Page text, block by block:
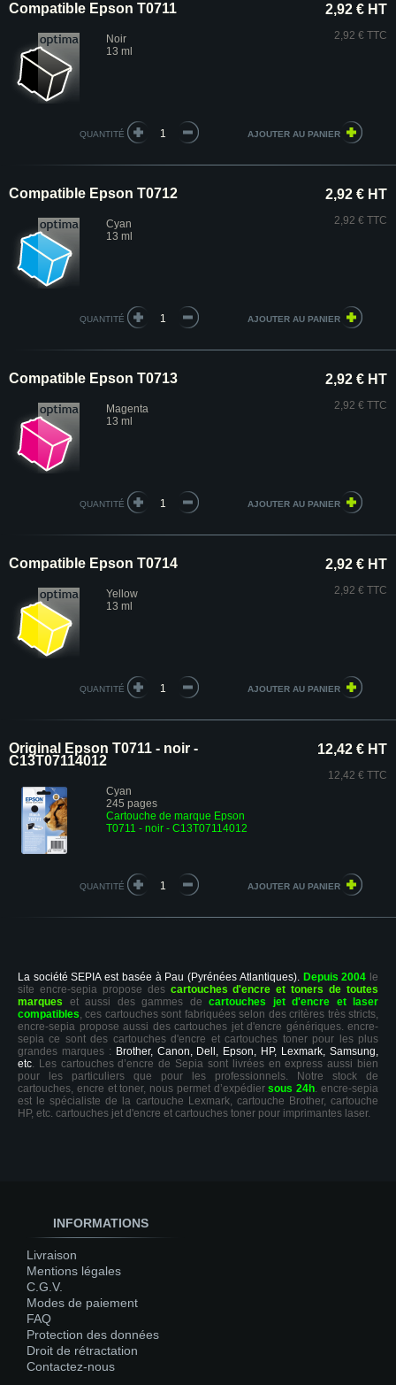
Compatible Epson T0711
Noir
13 ml
2,92 € HT
2,92 € TTC
QUANTITÉ
Compatible Epson T0712
Cyan
13 ml
2,92 € HT
2,92 € TTC
QUANTITÉ
Compatible Epson T0713
Magenta
13 ml
2,92 € HT
2,92 € TTC
QUANTITÉ
Compatible Epson T0714
Yellow
13 ml
2,92 € HT
2,92 € TTC
QUANTITÉ
Original Epson T0711 - noir -
C13T07114012
Cyan
245 pages
Cartouche de marque Epson
T0711 - noir - C13T07114012
12,42 € HT
12,42 € TTC
QUANTITÉ
La société SEPIA est basée à Pau (Pyrénées Atlantiques). Depuis 2004 le
site encre-sepia propose des cartouches d'encre et toners de toutes
marques et aussi des gammes de cartouches jet d'encre et laser
compatibles, ces cartouches sont fabriquées selon des critères très stricts,
encre-sepia propose aussi des cartouches jet d'encre génériques. encre-
sepia ce sont des cartouches d'encre et cartouches toner pour les plus
grandes marques : Brother, Canon, Dell, Epson, HP, Lexmark, Samsung,
etc. Les cartouches d’encre de Sepia sont livrées en express aussi bien
pour les particuliers que pour les professionnels. Notre stock de
cartouches, encre et toner, nous permet d’expédiersous 24h. encre-sepia
est le spécialiste de la cartouche Lexmark, cartouche Brother, cartouche
HP, etc. cartouches jet d'encre et cartouches toner pour imprimantes laser.
INFORMATIONS
Livraison
Mentions légales
C.G.V.
Modes de paiement
FAQ
Protection des données
Droit de rétractation
Contactez-nous